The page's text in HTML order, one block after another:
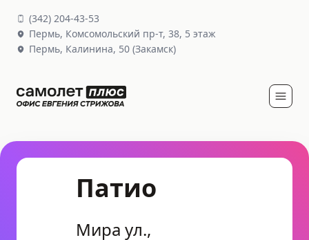
(342) 204-43-53
Пермь, Комсомольский пр-т, 38, 5 этаж
Пермь, Калинина, 50 (Закамск)
Патио
Мира ул.,